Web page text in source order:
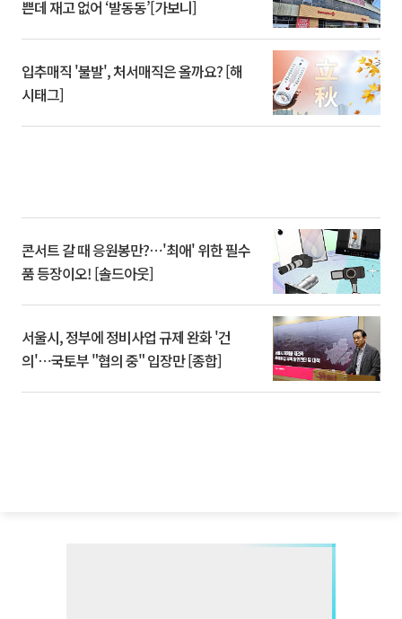
쁜데 재고 없어 ‘발동동’[가보니]
입추매직 '불발', 처서매직은 올까요? [해
시태그]
콘서트 갈 때 응원봉만?⋯'최애' 위한 필수
품 등장이오! [솔드아웃]
서울시, 정부에 정비사업 규제 완화 '건
의'⋯국토부 "협의 중" 입장만 [종합]